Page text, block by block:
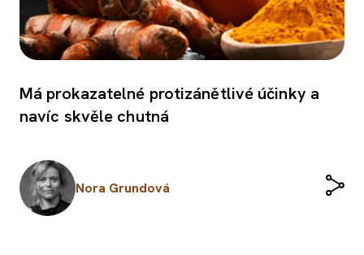
Má prokazatelné protizánětlivé účinky a
navíc skvěle chutná
Nora Grundová